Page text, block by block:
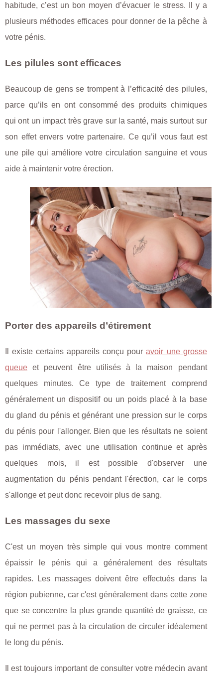
habitude, c’est un bon moyen d’évacuer le stress. Il y a
plusieurs méthodes efficaces pour donner de la pêche à
votre pénis.
Les pilules sont efficaces
Beaucoup de gens se trompent à l’efficacité des pilules,
parce qu’ils en ont consommé des produits chimiques
qui ont un impact très grave sur la santé, mais surtout sur
son effet envers votre partenaire. Ce qu’il vous faut est
une pile qui améliore votre circulation sanguine et vous
aide à maintenir votre érection.
Porter des appareils d’étirement
Il existe certains appareils conçu pouravoir une grosse
queue et peuvent être utilisés à la maison pendant
quelques minutes. Ce type de traitement comprend
généralement un dispositif ou un poids placé à la base
du gland du pénis et générant une pression sur le corps
du pénis pour l'allonger. Bien que les résultats ne soient
pas immédiats, avec une utilisation continue et après
quelques mois, il est possible d'observer une
augmentation du pénis pendant l'érection, car le corps
s'allonge et peut donc recevoir plus de sang.
Les massages du sexe
C'est un moyen très simple qui vous montre comment
épaissir le pénis qui a généralement des résultats
rapides. Les massages doivent être effectués dans la
région pubienne, car c'est généralement dans cette zone
que se concentre la plus grande quantité de graisse, ce
qui ne permet pas à la circulation de circuler idéalement
le long du pénis.
Il est toujours important de consulter votre médecin avant